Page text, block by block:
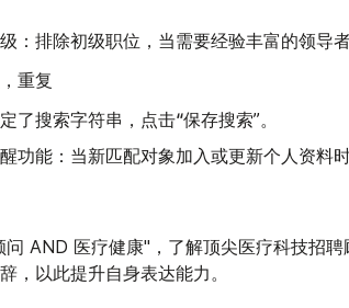
：排除初级职位，当需要经验丰富的领导
重复
了搜索字符串，点击“保存搜索”。
功能 ：当新匹配对象加入或更新个人资料
问 AND 医疗健康"，了解顶尖医疗科技招
，以此提升自身表达能力。